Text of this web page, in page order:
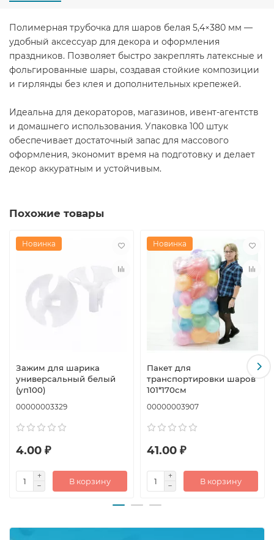
Полимерная трубочка для шаров белая 5,4×380 мм —
удобный аксессуар для декора и оформления
праздников. Позволяет быстро закреплять латексные и
фольгированные шары, создавая стойкие композиции
и гирлянды без клея и дополнительных крепежей.
Идеальна для декораторов, магазинов, ивент-агентств
и домашнего использования. Упаковка 100 штук
обеспечивает достаточный запас для массового
оформления, экономит время на подготовку и делает
декор аккуратным и устойчивым.
Похожие товары
Новинка
Зажим для шарика
универсальный белый
(уп100)
00000003329
4.00 ₽
В корзину
Новинка
Пакет для
транспортировки шаров
101*170см
00000003907
41.00 ₽
В корзину